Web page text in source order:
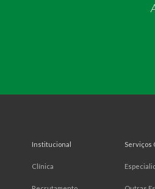
Institucional
Clínica
Serviços